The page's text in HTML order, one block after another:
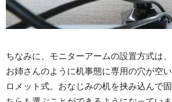
ちなみに、モニターアームの設置方式は
お姉さんのように机事態に専用の穴が空
ロメット式。おなじみの机を挟み込んで